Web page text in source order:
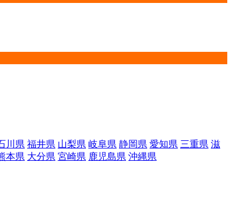
川県 福井県 山梨県 岐阜県 静岡県 愛知県 三重県 滋
本県 大分県 宮崎県 鹿児島県 沖縄県